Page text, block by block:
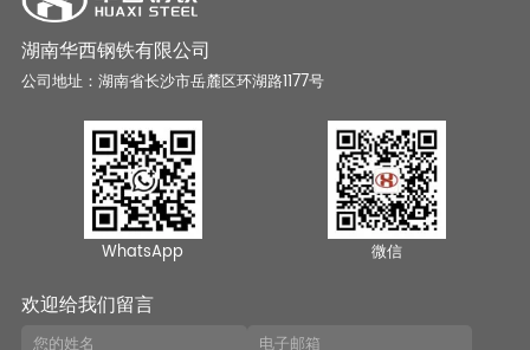
湖南华西钢铁有限公司
公司地址：湖南省长沙市岳麓区环湖路1177号
WhatsApp 微信
欢迎给我们留言